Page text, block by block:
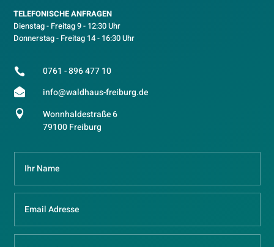
TELEFONISCHE ANFRAGEN
Dienstag - Freitag 9 - 12:30 Uhr
Donnerstag - Freitag 14 - 16:30 Uhr
 0761 - 896 477 10
 info@waldhaus-freiburg.de

Wonnhaldestraße 6
79100 Freiburg